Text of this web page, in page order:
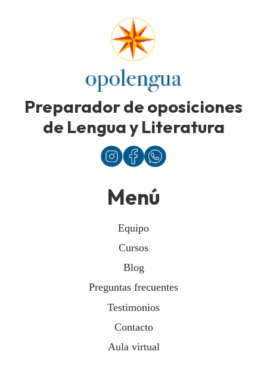
Preparador de oposiciones
de Lengua y Literatura
Menú
Equipo
Cursos
Blog
Preguntas frecuentes
Testimonios
Contacto
Aula virtual